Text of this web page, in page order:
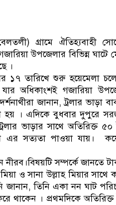
নেতৃত্ব ও
গ্রামে ঐতিহ্যবাহী
উপজেলার বিভিন্ন ঘাটে
।
১৭ তারিখে শুরু হয়েমেলা
অধিকাংশই গজারিয়া
জানান, ট্রলার ভাড়া
। এদিকে বুধবার দুপুরে
ভাড়ার সাথে অতিরিক্ত ৫০
এর সত্যতা পাওয়া যায়।
নীরব।বিষয়টি সম্পর্কে জানতে
ও সানা উল্লাহ মিয়ার
জানান, তিনি একা নন ঘাট
থাকেন । প্রথমদিকে